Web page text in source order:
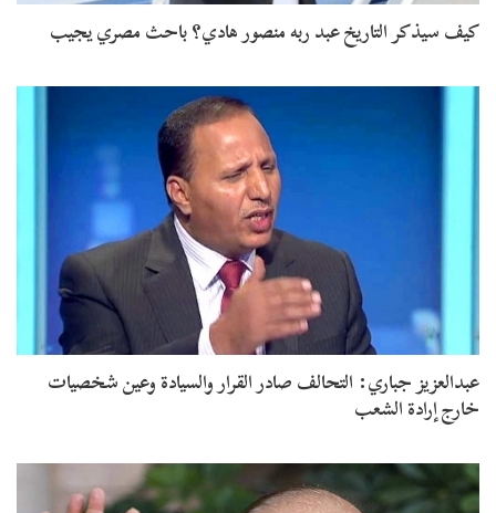
كيف سيذكر التاريخ عبد ربه منصور هادي؟ باحث مصري يجيب
عبدالعزيز جباري: التحالف صادر القرار والسيادة وعين شخصيات
خارج إرادة الشعب